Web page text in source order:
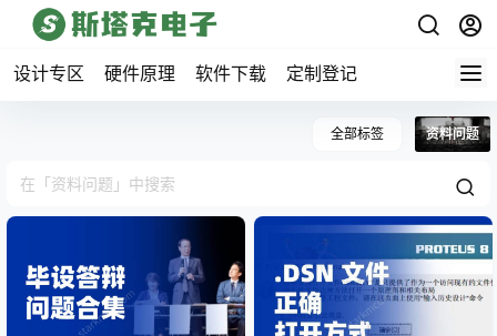
设计专区 硬件原理 软件下载 定制登记
全部标签 资料问题